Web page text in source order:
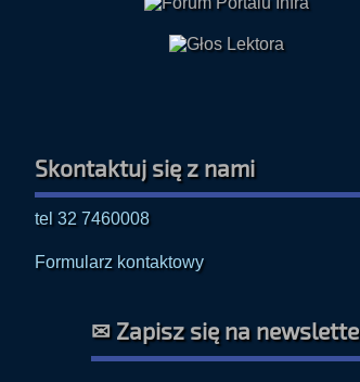
Skontaktuj się z nami
tel 32 7460008
Formularz kontaktowy
✉ Zapisz się na